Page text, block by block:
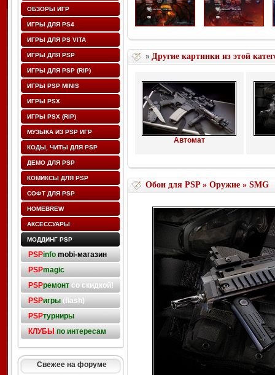
ОБЗОРЫ ИГР
ИГРЫ ДЛЯ PS4
ИГРЫ ДЛЯ PS VITA
ИГРЫ ДЛЯ PSP
ИГРЫ ДЛЯ PSP (RIP)
ИГРЫ PSP MINIS
ИГРЫ PSX
ИГРЫ PSX (RIP)
МУЗЫКА ИЗ PSP ИГР
КОДЫ, ЧИТЫ ДЛЯ PSP
ДЕМО ДЛЯ PSP
КОМИКСЫ ДЛЯ PSP
СОФТ ДЛЯ PSP
HOMEBREW
АКСЕССУАРЫ
МОДДИНГ PSP
PSPinfo mobi-магазин
PSPmagic
PSPремонтсо скидкой!
PSPигры(flash)
PSPтурниры
КЛУБЫ по интересам
Свежее на форуме
» Другие картинки из этой
Автомат
Обои для PSP» Оружие» SMG